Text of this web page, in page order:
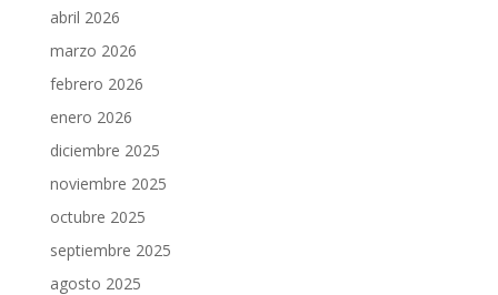
abril 2026
marzo 2026
febrero 2026
enero 2026
diciembre 2025
noviembre 2025
octubre 2025
septiembre 2025
agosto 2025